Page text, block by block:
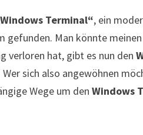
Terminal“, ein
gefunden. Man könnte
verloren hat, gibt es nun den
Wer sich also angewöhnen
Wege um denWindows